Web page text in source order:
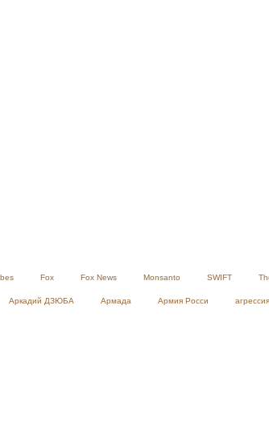
Fox Fox News Monsanto SWIFT
Аркадий ДЗЮБА Армада Армия Росси агрессия